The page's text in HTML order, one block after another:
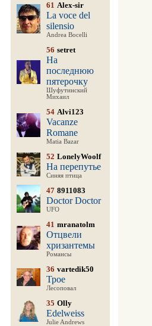
61 Alex-sir
La voce del
silensio
Andrea Bocelli
56 setret
На
последнюю
пятерочку
Шуфутинский
Михаил
54 Alvi123
Vacanze
Romane
Matia Bazar
52 LonelyWoolf
На перепутье
Синяя птица
47 8911083
Doctor Doctor
UFO
41 mranatolm
Отцвели
хризантемы
Романсы
36 vartedik50
Трое
Лесоповал
35 Olly
Edelweiss
Julie Andrews